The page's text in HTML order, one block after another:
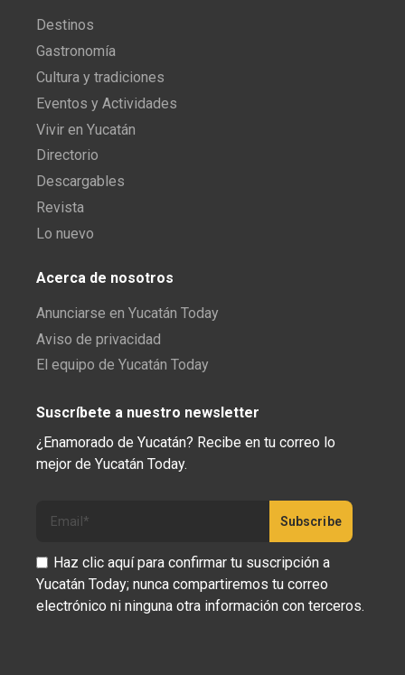
Destinos
Gastronomía
Cultura y tradiciones
Eventos y Actividades
Vivir en Yucatán
Directorio
Descargables
Revista
Lo nuevo
Acerca de nosotros
Anunciarse en Yucatán Today
Aviso de privacidad
El equipo de Yucatán Today
Suscríbete a nuestro newsletter
¿Enamorado de Yucatán? Recibe en tu correo lo
mejor de Yucatán Today.
Haz clic aquí para confirmar tu suscripción a
Yucatán Today; nunca compartiremos tu correo
electrónico ni ninguna otra información con terceros.